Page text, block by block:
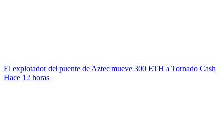
El explotador del puente de Aztec mueve 300 ETH a Tornado Cash
Hace 12 horas